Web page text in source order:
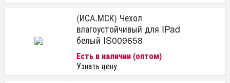
(ИСА.МСК) Чехол
влагоустойчивый для IPad
белый IS009658
Есть в наличии (оптом)
Узнать цену